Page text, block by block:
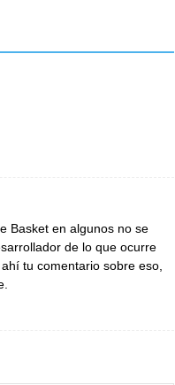
Basket en algunos no se
de lo que ocurre
tu comentario sobre eso,